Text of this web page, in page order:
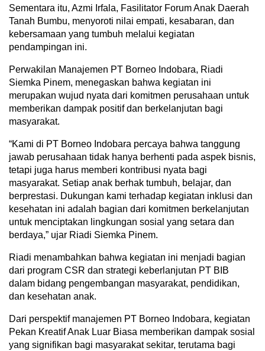
Sementara itu, Azmi Irfala, Fasilitator Forum Anak Daerah
Tanah Bumbu, menyoroti nilai empati, kesabaran, dan
kebersamaan yang tumbuh melalui kegiatan
pendampingan ini.
Perwakilan Manajemen PT Borneo Indobara, Riadi
Siemka Pinem, menegaskan bahwa kegiatan ini
merupakan wujud nyata dari komitmen perusahaan untuk
memberikan dampak positif dan berkelanjutan bagi
masyarakat.
“Kami di PT Borneo Indobara percaya bahwa tanggung
jawab perusahaan tidak hanya berhenti pada aspek bisnis,
tetapi juga harus memberi kontribusi nyata bagi
masyarakat. Setiap anak berhak tumbuh, belajar, dan
berprestasi. Dukungan kami terhadap kegiatan inklusi dan
kesehatan ini adalah bagian dari komitmen berkelanjutan
untuk menciptakan lingkungan sosial yang setara dan
berdaya,” ujar Riadi Siemka Pinem.
Riadi menambahkan bahwa kegiatan ini menjadi bagian
dari program CSR dan strategi keberlanjutan PT BIB
dalam bidang pengembangan masyarakat, pendidikan,
dan kesehatan anak.
Dari perspektif manajemen PT Borneo Indobara, kegiatan
Pekan Kreatif Anak Luar Biasa memberikan dampak sosial
yang signifikan bagi masyarakat sekitar, terutama bagi